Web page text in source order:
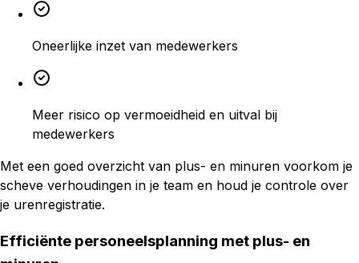
Oneerlijke inzet van medewerkers
Meer risico op vermoeidheid en uitval bij
medewerkers
Met een goed overzicht van plus- en minuren voorkom je
scheve verhoudingen in je team en houd je controle over
je urenregistratie.
Efficiënte personeelsplanning met plus- en